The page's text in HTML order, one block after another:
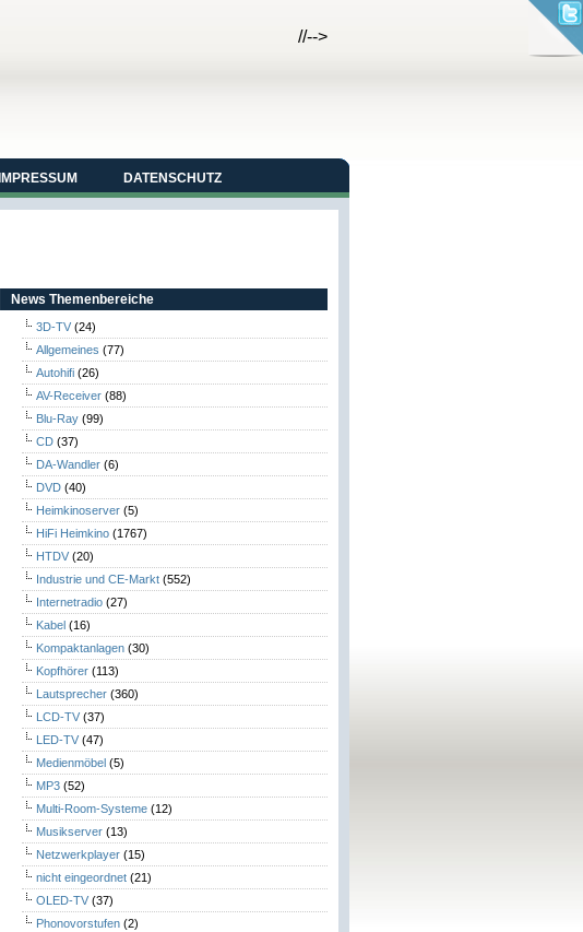
//-->
IMPRESSUM DATENSCHUTZ
News Themenbereiche
3D-TV (24)
Allgemeines (77)
Autohifi (26)
AV-Receiver (88)
Blu-Ray (99)
CD (37)
DA-Wandler (6)
DVD (40)
Heimkinoserver (5)
HiFi Heimkino (1767)
HTDV (20)
Industrie und CE-Markt (552)
Internetradio (27)
Kabel (16)
Kompaktanlagen (30)
Kopfhörer (113)
Lautsprecher (360)
LCD-TV (37)
LED-TV (47)
Medienmöbel (5)
MP3 (52)
Multi-Room-Systeme (12)
Musikserver (13)
Netzwerkplayer (15)
nicht eingeordnet (21)
OLED-TV (37)
Phonovorstufen (2)